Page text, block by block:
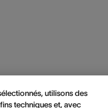
utilisons des
techniques et, avec